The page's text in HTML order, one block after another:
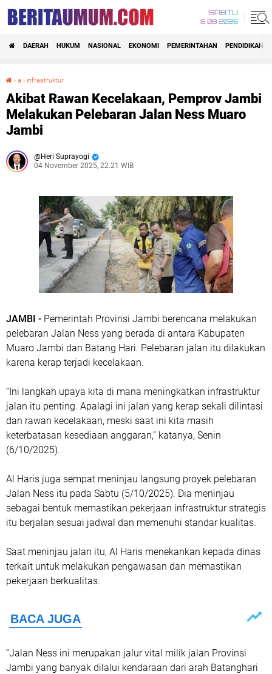
SABTU
8 08 2026
DAERAH HUKUM NASIONAL EKONOMI PEMERINTAHAN PENDIDIKAN
› a › infrastruktur
Akibat Rawan Kecelakaan, Pemprov Jambi
Melakukan Pelebaran Jalan Ness Muaro
Jambi
Heri Suprayogi
04 November 2025, 22.21 WIB
JAMBI - Pemerintah Provinsi Jambi berencana melakukan
pelebaran Jalan Ness yang berada di antara Kabupaten
Muaro Jambi dan Batang Hari. Pelebaran jalan itu dilakukan
karena kerap terjadi kecelakaan.
“Ini langkah upaya kita di mana meningkatkan infrastruktur
jalan itu penting. Apalagi ini jalan yang kerap sekali dilintasi
dan rawan kecelakaan, meski saat ini kita masih
keterbatasan kesediaan anggaran,” katanya, Senin
(6/10/2025).
Al Haris juga sempat meninjau langsung proyek pelebaran
Jalan Ness itu pada Sabtu (5/10/2025). Dia meninjau
sebagai bentuk memastikan pekerjaan infrastruktur strategis
itu berjalan sesuai jadwal dan memenuhi standar kualitas.
Saat meninjau jalan itu, Al Haris menekankan kepada dinas
terkait untuk melakukan pengawasan dan memastikan
pekerjaan berkualitas.
“Jalan Ness ini merupakan jalur vital milik jalan Provinsi
Jambi yang banyak dilalui kendaraan dari arah Batanghari